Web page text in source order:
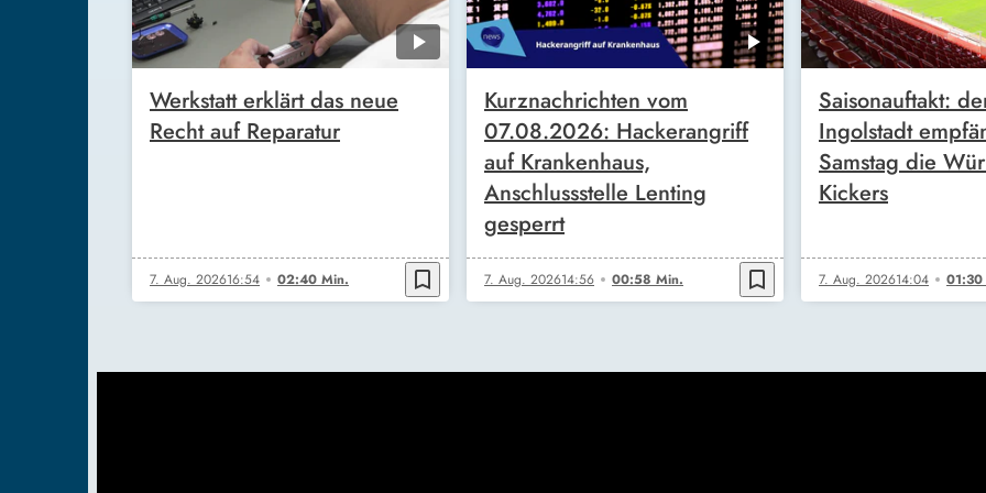
Werkstatt erklärt das neue
Recht auf Reparatur
7. Aug. 202616:54 02:40 Min. bookmark_border
Kurznachrichten vom
07.08.2026: Hackerangriff
auf Krankenhaus,
Anschlussstelle Lenting
gesperrt
7. Aug. 202614:56 00:58 Min. bookmark_border
Saisonauftakt:
Ingolstadt
Samstag die
Kickers
7. Aug. 202614:04 01:30